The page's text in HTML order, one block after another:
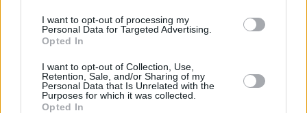
I want to opt-out of processing my
Personal Data for Targeted Advertising.
Opted In
I want to opt-out of Collection, Use,
Retention, Sale, and/or Sharing of my
Personal Data that Is Unrelated with the
Purposes for which it was collected.
Opted In